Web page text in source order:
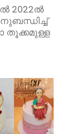
2022ൽ
തൂക്കമുള്ള